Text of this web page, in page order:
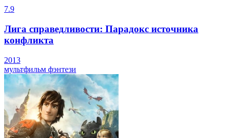
7.9
Лига справедливости: Парадокс источника
конфликта
2013
мультфильм фэнтези